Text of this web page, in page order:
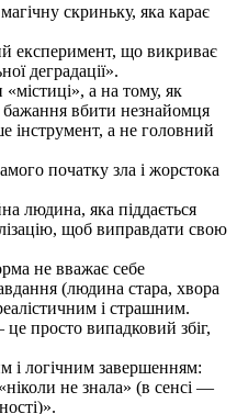
скриньку, яка карає
експеримент, що викриває
деградації».
а на тому, як
бажання вбити незнайомця
а не головний
початку зла і жорстока
людина, яка піддається
щоб виправдати свою
не вважає себе
(людина стара, хвора
і страшним.
просто випадковий збіг,
і логічним завершенням:
не знала» (в сенсі —